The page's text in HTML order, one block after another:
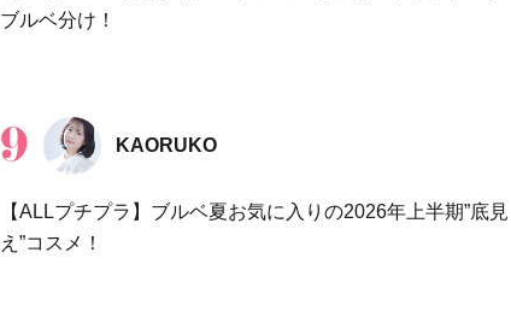
ブルベ分け！
KAORUKO
【ALLプチプラ】ブルベ夏お気に入りの2026年上半期”底見
え”コスメ！